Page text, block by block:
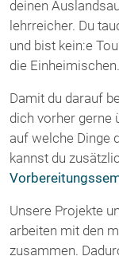
deinen
lehrreicher. Du
und bist kein:e
die Einheimischen.
Damit du darauf
dich vorher gerne
auf welche Dinge
kannst du
Unsere Projekte
arbeiten mit den
zusammen.